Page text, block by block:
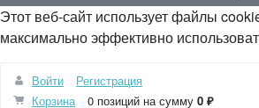
Войти
Регистрация
Корзина
0 позиций на сумму 0 ₽
Этот веб-сайт использует файлы
максимально эффективно
Понятно